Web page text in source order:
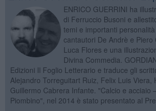
ENRICO GUERRINI ha
di Ferruccio Busoni e
temi e importanti
cantautori De Andrè e Piero
Luca Flores e una
Divina Commedia.
Edizioni Il Foglio Letterario e traduce gli
Alejandro Torreguitart Ruiz, Felix Luis Viera,
Guillermo Cabrera Infante. "Calcio e acciaio
Piombino", nel 2014 è stato presentato al